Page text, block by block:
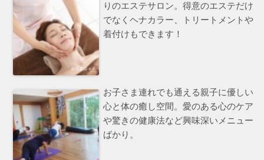
りのエステサロン。得意のエステだけ
でなくヘナカラー、トリートメントや
着付けもできます！
お子さま連れでも通える親子に優しい
心と体の癒し空間。愛のある心のケア
や驚きの健康法など興味深いメニュー
ばかり。